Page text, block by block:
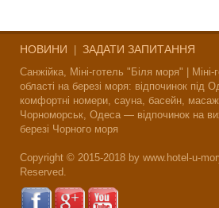
НОВИНИ ЗАДАТИ ЗАПИТАННЯ
Санжійка, Міні-готель "Біля моря" | Міні-
області на березі моря: відпочинок під
комфортні номери, сауна, басейн,
Чорноморськ, Одеса — відпочинок на
березі Чорного моря
Copyright © 2015-2018 by www.hotel-u-
Reserved.